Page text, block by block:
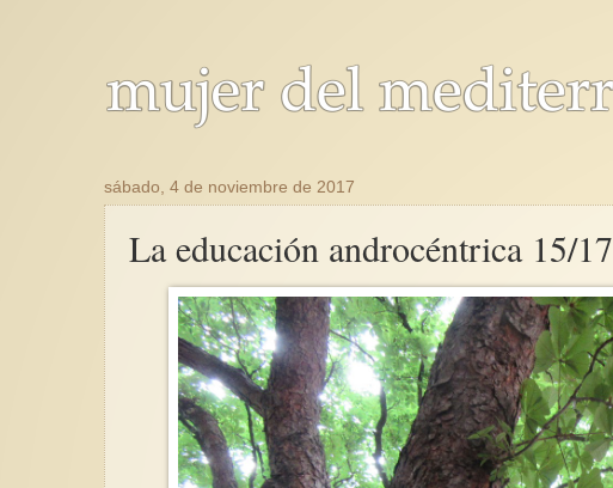
sábado, 4 de noviembre de 2017
La educación androcéntrica 15/17